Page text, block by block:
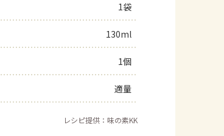
1袋
130ml
1個
適量
レシピ提供：味の素KK